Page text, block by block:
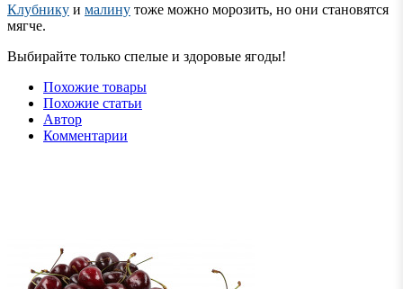
Клубнику и малину тоже можно морозить, но они становятся
мягче.
Выбирайте только спелые и здоровые ягоды!
Похожие товары
Похожие статьи
Автор
Комментарии